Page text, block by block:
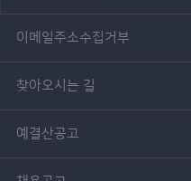
이메일주소수집거부
찾아오시는 길
예결산공고